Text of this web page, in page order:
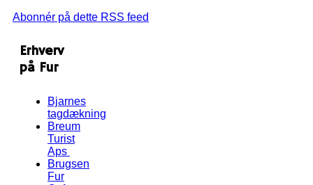
Abonnér på dette RSS feed
Erhverv
på Fur
Bjarnes
tagdækning
Breum
Turist
Aps
Brugsen
Fur